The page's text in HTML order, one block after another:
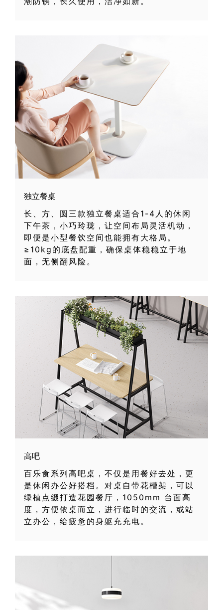
独立餐桌
长、方、圆三款独立餐桌适合1-4人的休闲
下午茶，小巧玲珑，让空间布局灵活机动，
即便是小型餐饮空间也能拥有大格局。
≥10kg的底盘配重，确保桌体稳稳立于地
面，无侧翻风险。
高吧
百乐食系列高吧桌，不仅是用餐好去处，更
是休闲办公好搭档。对桌自带花槽架，可以
绿植点缀打造花园餐厅，1050mm 台面高
度，方便依桌而立，进行临时的交流，或站
立办公，给疲惫的身躯充充电。